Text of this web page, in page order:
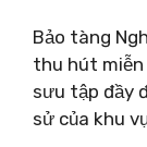
Bảo tàng
thu hút
sưu tập đầy
sử của khu